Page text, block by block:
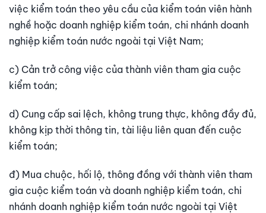
việc kiểm toán theo yêu cầu của kiểm toán viên hành
nghề hoặc doanh nghiệp kiểm toán, chi nhánh doanh
nghiệp kiểm toán nước ngoài tại Việt Nam;
c) Cản trở công việc của thành viên tham gia cuộc
kiểm toán;
d) Cung cấp sai lệch, không trung thực, không đầy đủ,
không kịp thời thông tin, tài liệu liên quan đến cuộc
kiểm toán;
đ) Mua chuộc, hối lộ, thông đồng với thành viên tham
gia cuộc kiểm toán và doanh nghiệp kiểm toán, chi
nhánh doanh nghiệp kiểm toán nước ngoài tại Việt